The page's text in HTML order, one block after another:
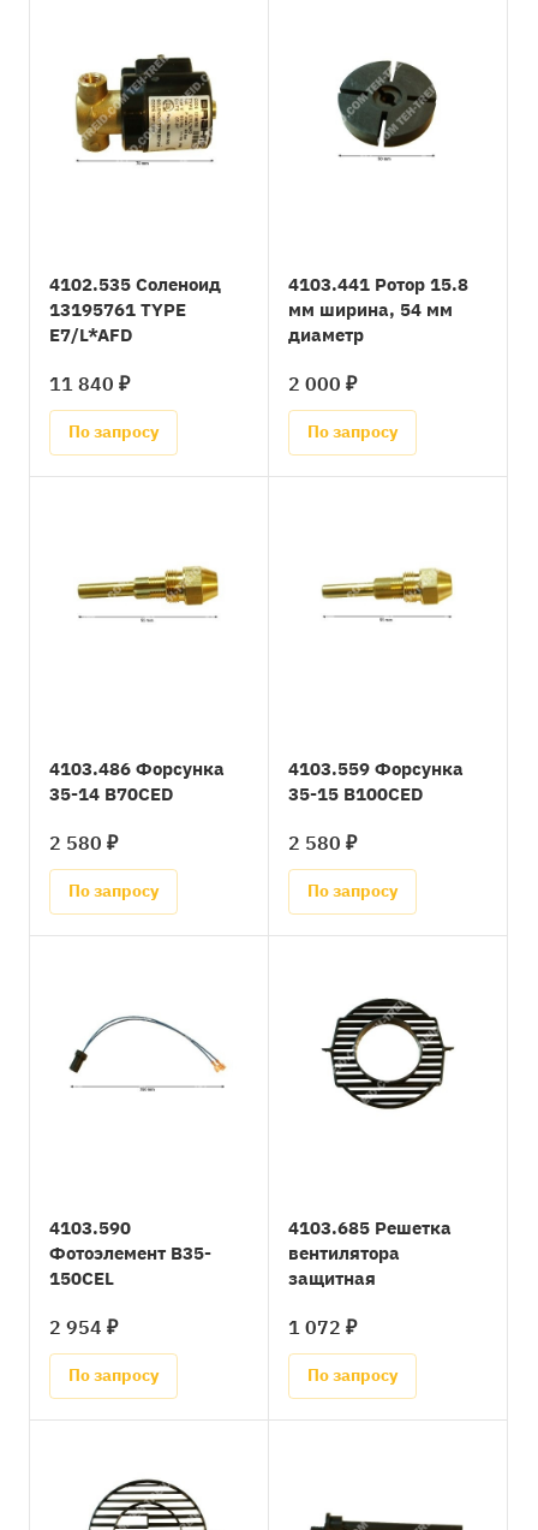
4102.535 Соленоид
13195761 TYPE
E7/L*AFD
11 840 ₽
По запросу
4103.441 Ротор 15.8
мм ширина, 54 мм
диаметр
2 000 ₽
По запросу
4103.486 Форсунка
35-14 B70CED
2 580 ₽
По запросу
4103.559 Форсунка
35-15 B100CED
2 580 ₽
По запросу
4103.590
Фотоэлемент B35-
150CEL
2 954 ₽
По запросу
4103.685 Решетка
вентилятора
защитная
1 072 ₽
По запросу